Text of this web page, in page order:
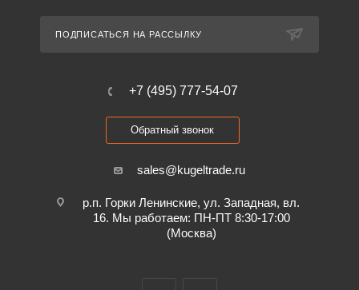
ПОДПИСАТЬСЯ НА РАССЫЛКУ
+7 (495) 777-54-07
Обратный звонок
sales@kugeltrade.ru
р.п. Горки Ленинские, ул. Западная, вл.
16. Мы работаем: ПН-ПТ 8:30-17:00
(Москва)